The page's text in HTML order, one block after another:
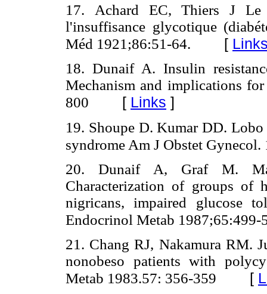
17. Achard EC, Thiers J
l'insuffisance glycotique
Méd 1921;86:51-64. [
18. Dunaif A. Insulin
Mechanism and implications
800 [ Links ]
19. Shoupe D. Kumar DD.
syndrome Am J Obstet
20. Dunaif A, Graf M.
Characterization of groups of
nigricans, impaired glucose
Endocrinol Metab 1987;65:499-
21. Chang RJ, Nakamura RM.
nonobeso patients with
Metab 1983.57: 356-359 [